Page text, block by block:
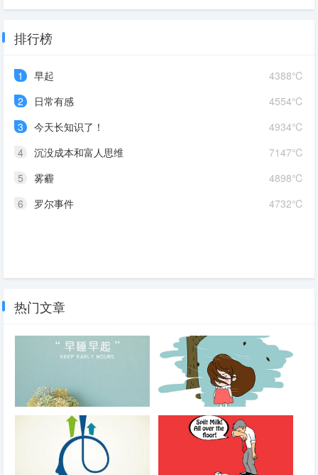
排行榜
4388℃
1
早起
4554℃
2
日常有感
4934℃
3
今天长知识了！
7147℃
4
沉没成本和富人思维
4898℃
5
雾霾
4732℃
6 罗尔事件
热门文章
早起 日常有感